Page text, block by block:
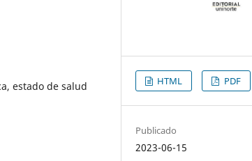
estado de salud HTML PDF
Publicado
2023-06-15